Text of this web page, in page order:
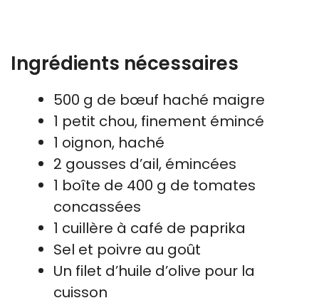
Ingrédients nécessaires
500 g de bœuf haché maigre
1 petit chou, finement émincé
1 oignon, haché
2 gousses d’ail, émincées
1 boîte de 400 g de tomates
concassées
1 cuillère à café de paprika
Sel et poivre au goût
Un filet d’huile d’olive pour la
cuisson